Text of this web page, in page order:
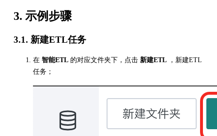
3. 示例步骤
3.1. 新建ETL任务
在 智能ETL 的对应文件夹下，点击 新建ETL
，新建ETL
任务；